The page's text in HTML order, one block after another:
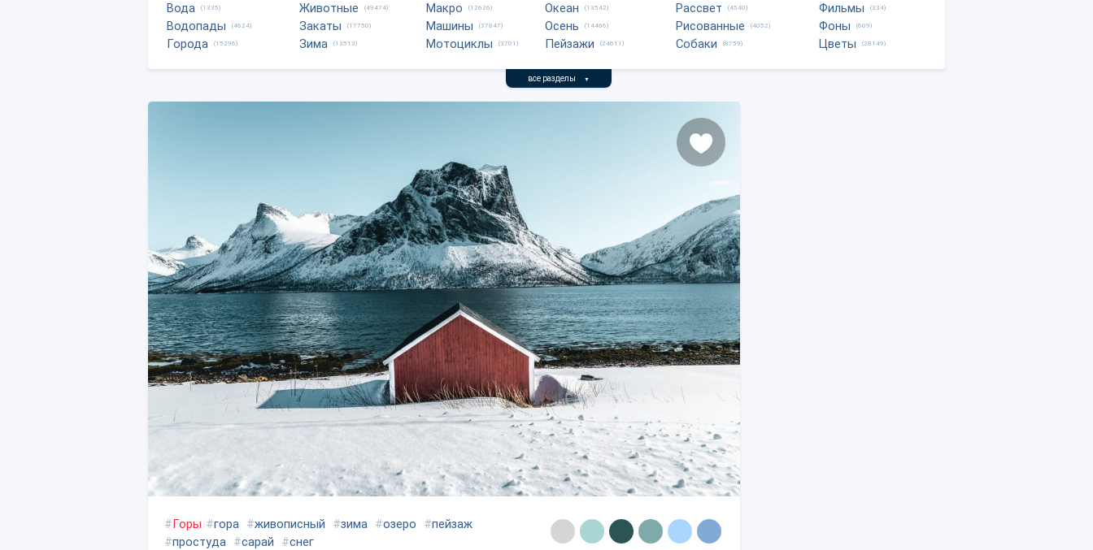
Вода (1335)
Водопады (4624)
Города (15296)
Животные (49474)
Закаты (17750)
Зима (13513)
Макро (12626)
Машины (37847)
Мотоциклы (3701)
Океан (13542)
Осень (14466)
Пейзажи (24611)
Рассвет (4540)
Рисованные (4052)
Собаки (8759)
Фильмы (334)
Фоны (609)
Цветы (28149)
все разделы ▼
#Горы #гора #живописный #зима #озеро #пейзаж
#простуда #сарай #снег